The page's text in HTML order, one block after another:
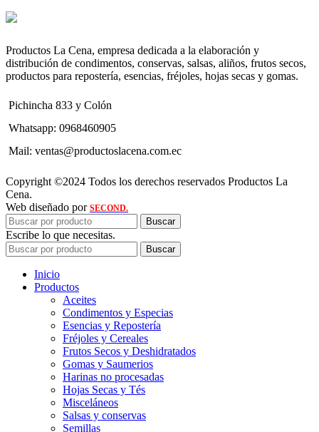
Productos La Cena, empresa dedicada a la elaboración y
distribución de condimentos, conservas, salsas, aliños, frutos secos,
productos para repostería, esencias, fréjoles, hojas secas y gomas.
Pichincha 833 y Colón
Whatsapp: 0968460905
Mail: ventas@productoslacena.com.ec
Copyright ©2024 Todos los derechos reservados Productos La
Cena.
Web diseñado por SECOND.
Buscar
Escribe lo que necesitas.
Buscar
Inicio
Productos
Aceites
Condimentos y Especias
Esencias y Repostería
Fréjoles y Cereales
Frutos Secos y Deshidratados
Gomas y Saumerios
Harinas no procesadas
Hojas Secas y Tés
Misceláneos
Salsas y conservas
Semillas